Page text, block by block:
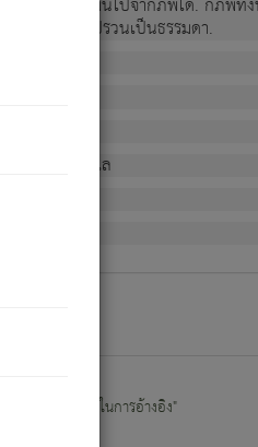
มีความแปรปรวนเป็นธรรมดา.
าด้วย.
.
ต่อไป). ดังนี้แล
ำข้อมูลไปใช้ในการอ้างอิง"